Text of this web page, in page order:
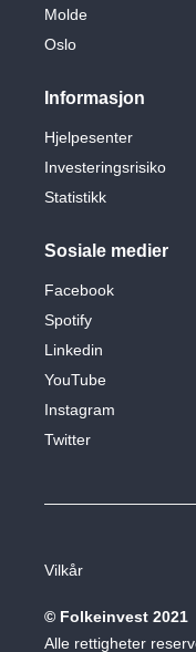
Molde
Oslo
Informasjon
Hjelpesenter
Investeringsrisiko
Statistikk
Sosiale medier
Facebook
Spotify
Linkedin
YouTube
Instagram
Twitter
© Folkeinvest 2021
Alle rettigheter
Vilkår